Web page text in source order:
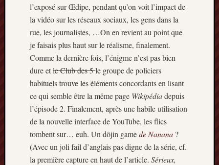
l’exposé sur Œdipe, pendant qu’on voit l’impact de
la vidéo sur les réseaux sociaux, les gens dans la
rue, les journalistes, …On en revient au point que
je faisais plus haut sur le réalisme, finalement.
Comme la dernière fois, l’énigme n’est pas bien
dure etle Club des 5le groupe de policiers
habituels trouve les éléments concordants en lisant
ce qui semble être la même page Wikipédiadepuis
l’épisode 2. Finalement, après une habile utilisation
de la nouvelle interface de YouTube, les flics
tombent sur… euh. Un dôjin gamede Nanana ?
(Avec un joli fail d’anglais pas digne de la série, cf.
la première capture en haut de l’article. Sérieux,